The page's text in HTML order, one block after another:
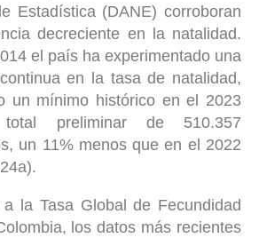
Estadística (DANE) corroboran
decreciente en la natalidad.
el país ha experimentado una
en la tasa de natalidad,
un mínimo histórico en el 2023
preliminar de 510.357
un 11% menos que en el 2022
la Tasa Global de Fecundidad
los datos más recientes